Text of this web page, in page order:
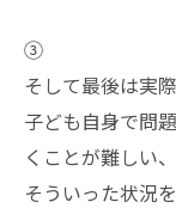
➂
そして最後は実
子ども自身で問
くことが難しい、
そういった状況